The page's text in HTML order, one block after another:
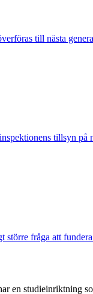
till nästa
tillsyn på
fråga att
en studieinriktning